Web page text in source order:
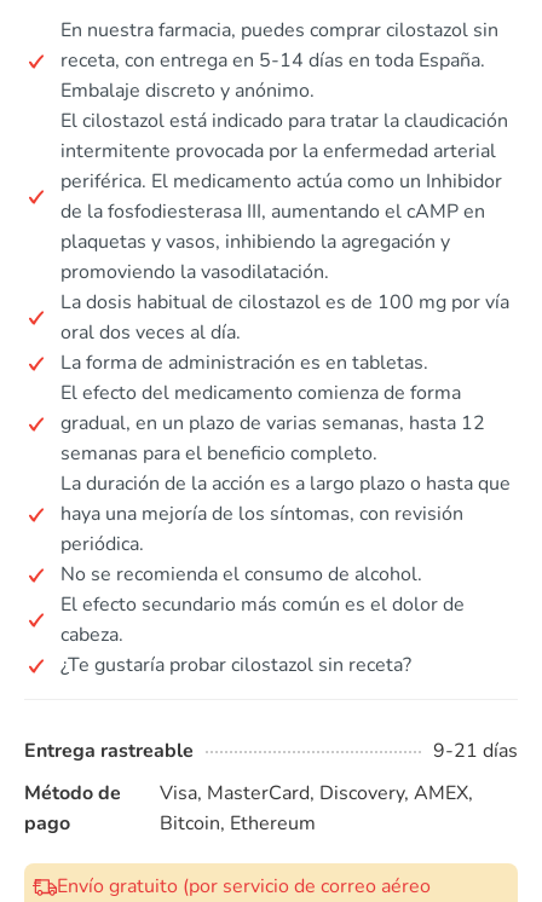
En nuestra farmacia, puedes comprar cilostazol sin
receta, con entrega en 5-14 días en toda España.
Embalaje discreto y anónimo.
El cilostazol está indicado para tratar la claudicación
intermitente provocada por la enfermedad arterial
periférica. El medicamento actúa como un Inhibidor
de la fosfodiesterasa III, aumentando el cAMP en
plaquetas y vasos, inhibiendo la agregación y
promoviendo la vasodilatación.
La dosis habitual de cilostazol es de 100 mg por vía
oral dos veces al día.
La forma de administración es en tabletas.
El efecto del medicamento comienza de forma
gradual, en un plazo de varias semanas, hasta 12
semanas para el beneficio completo.
La duración de la acción es a largo plazo o hasta que
haya una mejoría de los síntomas, con revisión
periódica.
No se recomienda el consumo de alcohol.
El efecto secundario más común es el dolor de
cabeza.
¿Te gustaría probar cilostazol sin receta?
Entrega rastreable
9-21 días
Método de
pago
Visa, MasterCard, Discovery, AMEX,
Bitcoin, Ethereum
Envío gratuito (por servicio de correo aéreo